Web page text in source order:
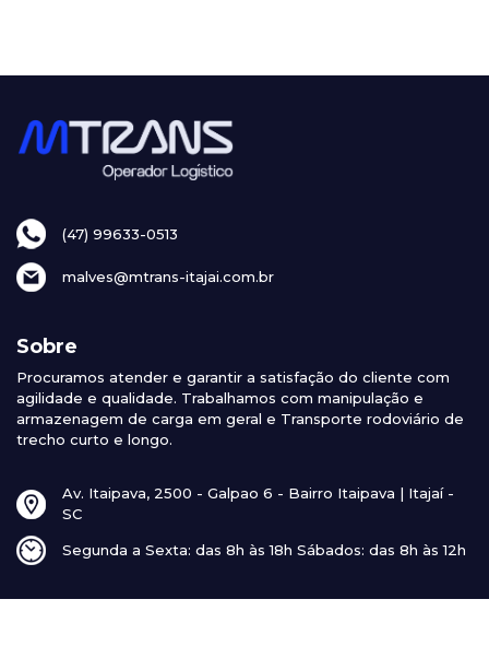
(47) 99633-0513
malves@mtrans-itajai.com.br
Sobre
Procuramos atender e garantir a satisfação do cliente com
agilidade e qualidade. Trabalhamos com manipulação e
armazenagem de carga em geral e Transporte rodoviário de
trecho curto e longo.
Av. Itaipava, 2500 - Galpao 6 - Bairro Itaipava | Itajaí -
SC
Segunda a Sexta: das 8h às 18h Sábados: das 8h às 12h